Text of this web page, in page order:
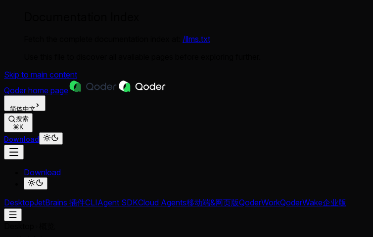
/llms.txt
Skip to main content
Qoder home page
简体中文
搜索
⌘K
Download
Download
DesktopJetBrains 插件CLIAgent SDKCloud Agents移动端&网页版QoderWorkQoderWake企业版